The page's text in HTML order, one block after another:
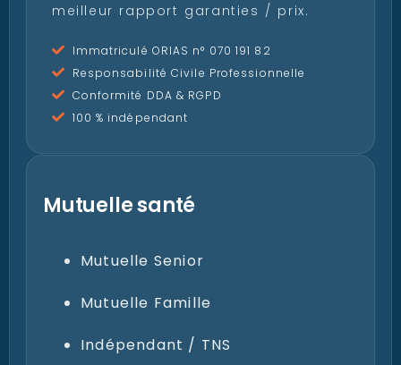
meilleur rapport garanties / prix.
Immatriculé ORIAS n° 070 191 82
Responsabilité Civile Professionnelle
Conformité DDA & RGPD
100 % indépendant
Mutuelle santé
Mutuelle Senior
Mutuelle Famille
Indépendant / TNS